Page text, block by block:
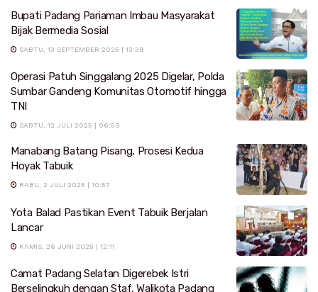
Bupati Padang Pariaman Imbau Masyarakat
Bijak Bermedia Sosial
SABTU, 13 SEPTEMBER 2025 | 13:39
Operasi Patuh Singgalang 2025 Digelar, Polda
Sumbar Gandeng Komunitas Otomotif hingga
TNI
SABTU, 12 JULI 2025 | 06:59
Manabang Batang Pisang, Prosesi Kedua
Hoyak Tabuik
RABU, 2 JULI 2025 | 10:57
Yota Balad Pastikan Event Tabuik Berjalan
Lancar
KAMIS, 26 JUNI 2025 | 12:11
Camat Padang Selatan Digerebek Istri
Berselingkuh dengan Staf, Walikota Padang